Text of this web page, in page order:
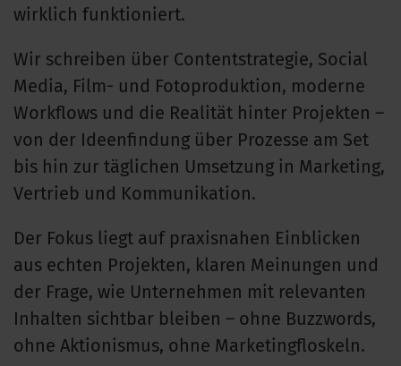
wirklich funktioniert.
Wir schreiben über Contentstrategie, Social
Media, Film- und Fotoproduktion, moderne
Workflows und die Realität hinter Projekten –
von der Ideenfindung über Prozesse am Set
bis hin zur täglichen Umsetzung in Marketing,
Vertrieb und Kommunikation.
Der Fokus liegt auf praxisnahen Einblicken
aus echten Projekten, klaren Meinungen und
der Frage, wie Unternehmen mit relevanten
Inhalten sichtbar bleiben – ohne Buzzwords,
ohne Aktionismus, ohne Marketingfloskeln.